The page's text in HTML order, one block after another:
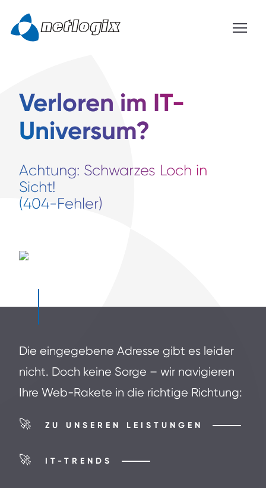
Verloren im IT-
Universum?
Achtung: Schwarzes Loch in
Sicht!
(404-Fehler)
Die eingegebene Adresse gibt es leider
nicht. Doch keine Sorge – wir navigieren
Ihre Web-Rakete in die richtige Richtung:
🚀 ZU UNSEREN LEISTUNGEN
🚀 IT-TRENDS